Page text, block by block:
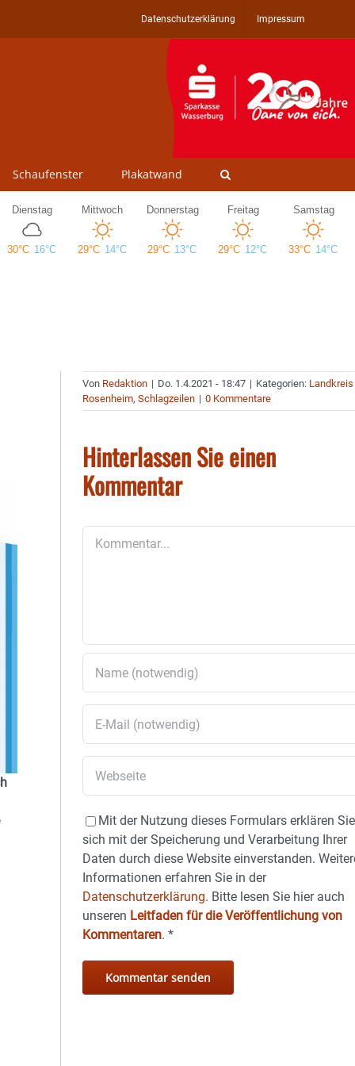
Datenschutzerklärung Impressum
Schaufenster Plakatwand
Von Redaktion | Do. 1.4.2021 - 18:47 | Kategorien: Landkreis
Rosenheim,Schlagzeilen | 0 Kommentare
Hinterlassen Sie einen
Kommentar
Mit der Nutzung dieses Formulars erklären Sie
sich mit der Speicherung und Verarbeitung Ihrer
Daten durch diese Website einverstanden.
Informationen erfahren Sie in der
Datenschutzerklärung. Bitte lesen Sie hier auch
unseren Leitfaden für die Veröffentlichung von
Kommentaren.*